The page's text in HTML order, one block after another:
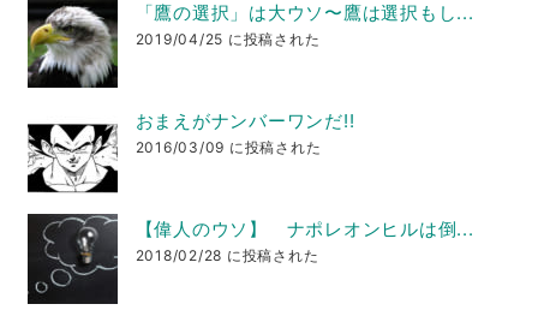
「鷹の選択」は大ウソ〜鷹は選択もし...
2019/04/25 に投稿された
おまえがナンバーワンだ!!
2016/03/09 に投稿された
【偉人のウソ】 ナポレオンヒルは倒...
2018/02/28 に投稿された